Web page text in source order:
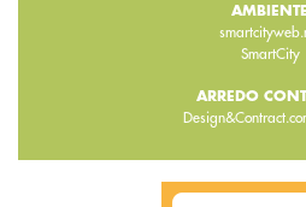
AMBIENTE
SmartCity
ARREDO